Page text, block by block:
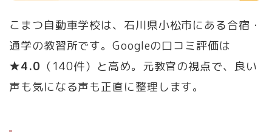
こまつ自動車学校は、石川県小松市にある合宿・
通学の教習所です。Googleの口コミ評価は
★4.0 （140件）と高め。元教官の視点で、良い
声も気になる声も正直に整理します。